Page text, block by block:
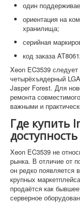
один
ориентация на
хранилища;
серийная
код заказа
Xeon EC3539
четырёхъядерный
Jasper Forest. Для
ремонта
важными и
Где купить
Xeon EC3539 не
рынка. В отличие от
он редко появляется
крупных
продаётся как
серверное